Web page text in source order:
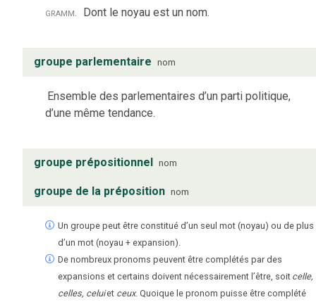
gramm. Dont le noyau est un nom.
groupe parlementaire nom
Ensemble des parlementaires d’un parti politique,
d’une même tendance.
groupe prépositionnel nom
groupe de la préposition nom
Un groupe peut être constitué d’un seul mot (noyau) ou de plus
d’un mot (noyau + expansion).
De nombreux pronoms peuvent être complétés par des
expansions et certains doivent nécessairement l’être, soit celle,
celles, celuiet ceux. Quoique le pronom puisse être complété